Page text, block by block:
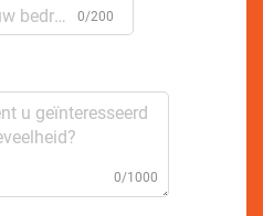
0/200
0/1000